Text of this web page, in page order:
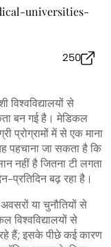
universities-
250
विश्वविद्यालयों से
बन गई है। मेडिकल
प्रोग्रामों में से एक माना
पहचाना जा सकता है कि
नहीं है जितना टी लगता
प्रतिदिन बढ़ रहा है।
या चुनौतियों से
विश्वविद्यालयों से
रहे हैं; इसके पीछे कई कारण